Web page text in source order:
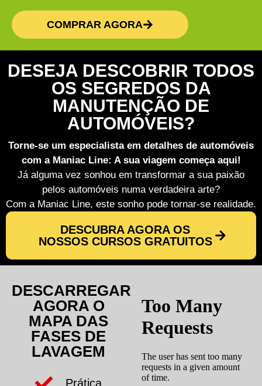
COMPRAR AGORA
DESEJA DESCOBRIR TODOS
OS SEGREDOS DA
MANUTENÇÃO DE
AUTOMÓVEIS?
Torne-se um especialista em detalhes de automóveis
com a Maniac Line: A sua viagem começa aqui!
Já alguma vez sonhou em transformar a sua paixão
pelos automóveis numa verdadeira arte?
Com a Maniac Line, este sonho pode tornar-se realidade.
DESCUBRA AGORA OS
NOSSOS CURSOS GRATUITOS
DESCARREGAR
AGORA O
MAPA DAS
FASES DE
LAVAGEM
Prática